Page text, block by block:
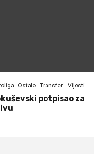
Ostalo Transferi Vijesti
potpisao za